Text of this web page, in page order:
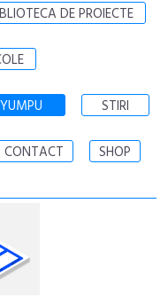
DE PROIECTE
YUMPU STIRI
CONTACT SHOP